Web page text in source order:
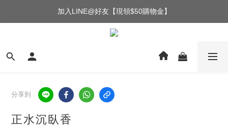
加入LINE@好友【現領$50購物金】
分享到
正水沉臥香